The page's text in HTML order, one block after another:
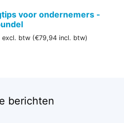
voor ondernemers -
excl. btw (€79,94incl. btw)
berichten